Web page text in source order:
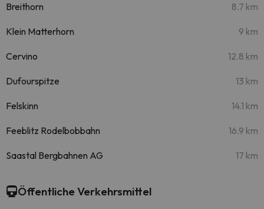
Breithorn 8.7 km
Klein Matterhorn 9 km
Cervino 12.8 km
Dufourspitze 13 km
Felskinn 14.1 km
Feeblitz Rodelbobbahn 16.9 km
Saastal Bergbahnen AG 17 km
Öffentliche Verkehrsmittel